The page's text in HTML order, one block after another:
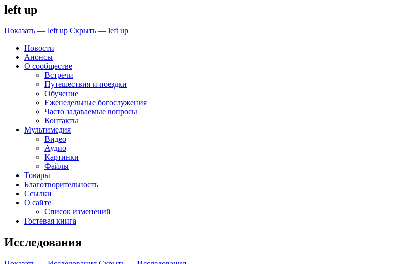
left up
Показать — left up Скрыть — left up
Новости
Анонсы
О сообществе
Встречи
Путешествия и поездки
Обучение
Еженедельные богослужения
Часто задаваемые вопросы
Контакты
Мультимедия
Видео
Аудио
Картинки
Файлы
Товары
Благотворительность
Ссылки
О сайте
Список изменений
Гостевая книга
Исследования